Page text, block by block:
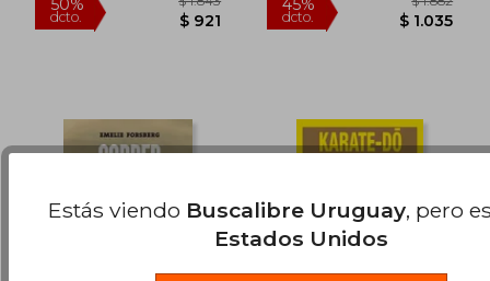
Estás viendo Buscalibre Uruguay, pero
Estados Unidos